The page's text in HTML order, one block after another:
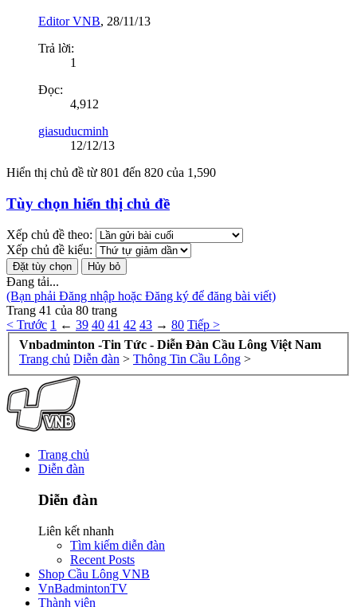
Editor VNB, 28/11/13
Trả lời:
1
Đọc:
4,912
giasuducminh
12/12/13
Hiển thị chủ đề từ 801 đến 820 của 1,590
Tùy chọn hiển thị chủ đề
Xếp chủ đề theo:
Xếp chủ đề kiểu:
Đang tải...
(Bạn phải Đăng nhập hoặc Đăng ký để đăng bài viết)
Trang 41 của 80 trang
< Trước 1 ← 39 40 41 42 43 → 80 Tiếp >
Vnbadminton -Tin Tức - Diễn Đàn Cầu Lông Việt Nam
Trang chủ Diễn đàn > Thông Tin Cầu Lông >
Trang chủ
Diễn đàn
Diễn đàn
Liên kết nhanh
Tìm kiếm diễn đàn
Recent Posts
Shop Cầu Lông VNB
VnBadmintonTV
Thành viên